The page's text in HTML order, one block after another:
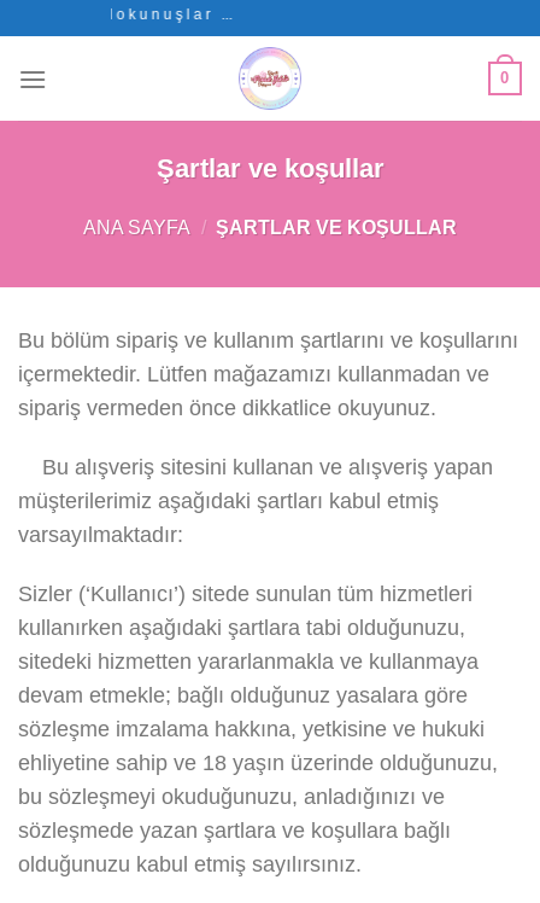
content
t a t l ı d o k u n u ş l a r ...
0
Şartlar ve koşullar
ANA SAYFA / ŞARTLAR VE KOŞULLAR
Bu bölüm sipariş ve kullanım şartlarını ve koşullarını
içermektedir. Lütfen mağazamızı kullanmadan ve
sipariş vermeden önce dikkatlice okuyunuz.
Bu alışveriş sitesini kullanan ve alışveriş yapan
müşterilerimiz aşağıdaki şartları kabul etmiş
varsayılmaktadır:
Sizler (‘Kullanıcı’) sitede sunulan tüm hizmetleri
kullanırken aşağıdaki şartlara tabi olduğunuzu,
sitedeki hizmetten yararlanmakla ve kullanmaya
devam etmekle; bağlı olduğunuz yasalara göre
sözleşme imzalama hakkına, yetkisine ve hukuki
ehliyetine sahip ve 18 yaşın üzerinde olduğunuzu,
bu sözleşmeyi okuduğunuzu, anladığınızı ve
sözleşmede yazan şartlara ve koşullara bağlı
olduğunuzu kabul etmiş sayılırsınız.